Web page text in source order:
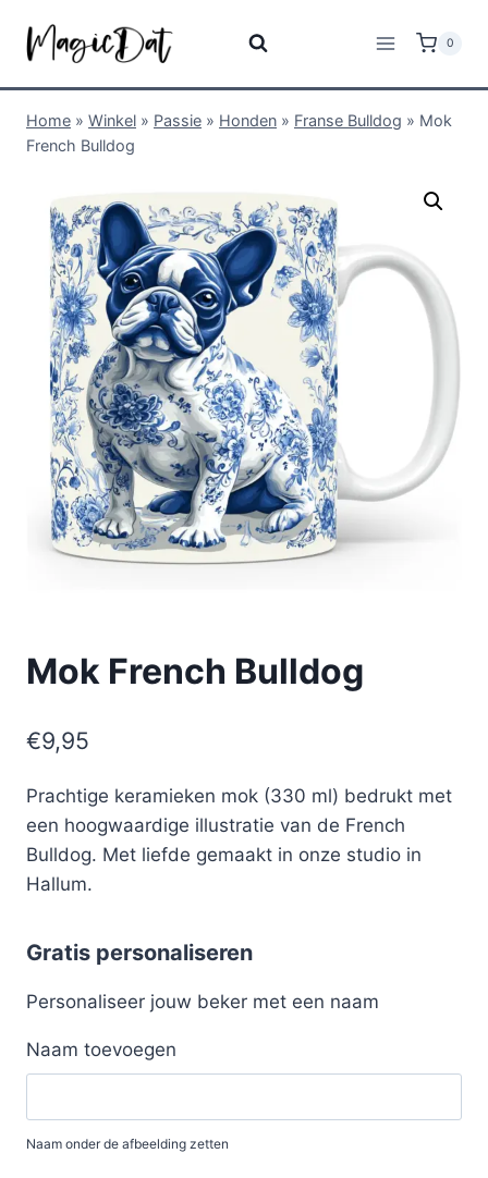
0
Home » Winkel » Passie » Honden » Franse Bulldog » Mok
French Bulldog
Mok French Bulldog
€9,95
Prachtige keramieken mok (330 ml) bedrukt met
een hoogwaardige illustratie van de French
Bulldog. Met liefde gemaakt in onze studio in
Hallum.
Gratis personaliseren
Personaliseer jouw beker met een naam
Naam toevoegen
Naam onder de afbeelding zetten